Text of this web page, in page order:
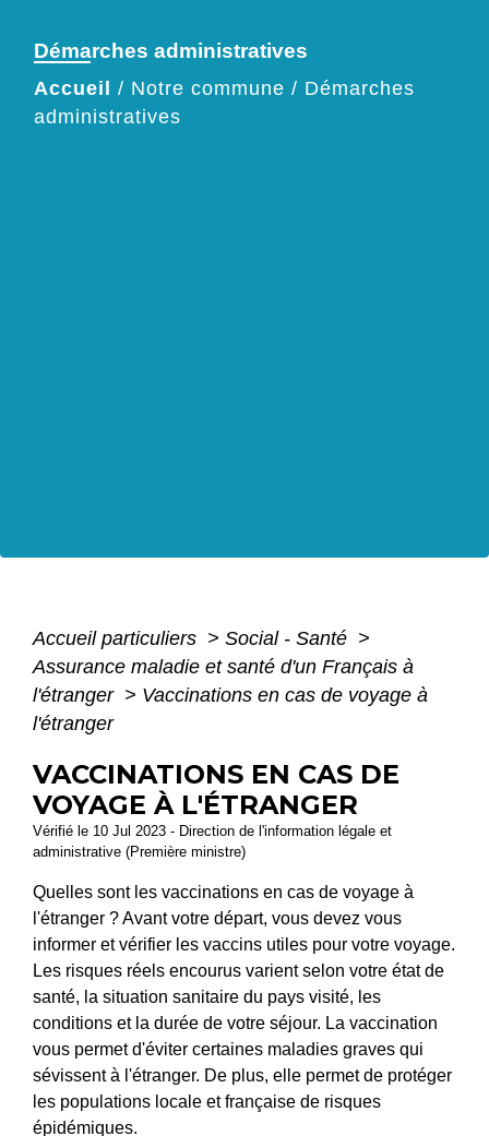
Démarches administratives
Accueil / Notre commune / Démarches
administratives
Accueil particuliers > Social - Santé >
Assurance maladie et santé d'un Français à
l'étranger > Vaccinations en cas de voyage à
l'étranger
VACCINATIONS EN CAS DE
VOYAGE À L'ÉTRANGER
Vérifié le 10 Jul 2023 - Direction de l'information légale et
administrative (Première ministre)
Quelles sont les vaccinations en cas de voyage à
l'étranger ? Avant votre départ, vous devez vous
informer et vérifier les vaccins utiles pour votre voyage.
Les risques réels encourus varient selon votre état de
santé, la situation sanitaire du pays visité, les
conditions et la durée de votre séjour. La vaccination
vous permet d'éviter certaines maladies graves qui
sévissent à l'étranger. De plus, elle permet de protéger
les populations locale et française de risques
épidémiques.